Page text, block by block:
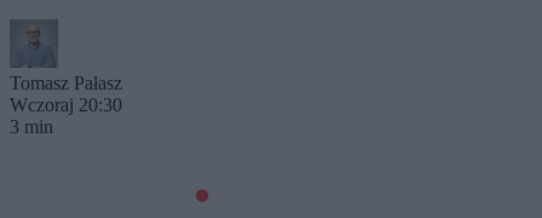
Tomasz Pałasz
Wczoraj 20:30
3 min